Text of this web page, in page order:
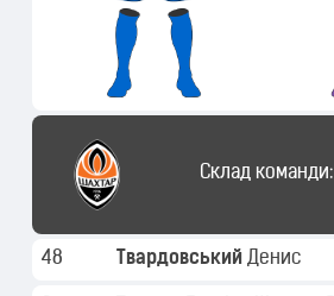
Склад команди:
48 Твардовський Денис